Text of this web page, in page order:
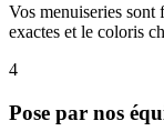
Vos menuiseries sont
exactes et le coloris
4
Pose par nos